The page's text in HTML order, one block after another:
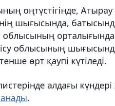
оңтүстігінде,
шығысында,
облысының
өрт қаупі күтіледі.
алдағы
.